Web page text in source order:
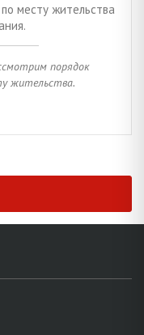
месту жительства
порядок
жительства.